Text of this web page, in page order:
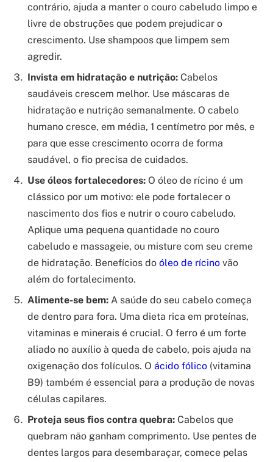
contrário, ajuda a manter o couro cabeludo limpo e
livre de obstruções que podem prejudicar o
crescimento. Use shampoos que limpem sem
agredir.
Invista em hidratação e nutrição: Cabelos
saudáveis crescem melhor. Use máscaras de
hidratação e nutrição semanalmente. O cabelo
humano cresce, em média, 1 centímetro por mês, e
para que esse crescimento ocorra de forma
saudável, o fio precisa de cuidados.
Use óleos fortalecedores: O óleo de rícino é um
clássico por um motivo: ele pode fortalecer o
nascimento dos fios e nutrir o couro cabeludo.
Aplique uma pequena quantidade no couro
cabeludo e massageie, ou misture com seu creme
de hidratação. Benefícios do óleo de rícino vão
além do fortalecimento.
Alimente-se bem: A saúde do seu cabelo começa
de dentro para fora. Uma dieta rica em proteínas,
vitaminas e minerais é crucial. O ferro é um forte
aliado no auxílio à queda de cabelo, pois ajuda na
oxigenação dos folículos. O ácido fólico (vitamina
B9) também é essencial para a produção de novas
células capilares.
Proteja seus fios contra quebra: Cabelos que
quebram não ganham comprimento. Use pentes de
dentes largos para desembaraçar, comece pelas